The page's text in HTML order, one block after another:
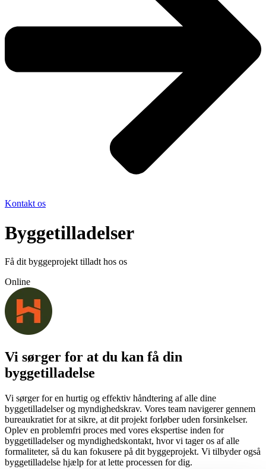
Kontakt os
Byggetilladelser
Få dit byggeprojekt tilladt hos os
Online
Vi sørger for at du kan få din
byggetilladelse
Vi sørger for en hurtig og effektiv håndtering af alle dine
byggetilladelser og myndighedskrav. Vores team navigerer gennem
bureaukratiet for at sikre, at dit projekt forløber uden forsinkelser.
Oplev en problemfri proces med vores ekspertise inden for
byggetilladelser og myndighedskontakt, hvor vi tager os af alle
formaliteter, så du kan fokusere på dit byggeprojekt. Vi tilbyder også
byggetilladelse hjælp for at lette processen for dig.